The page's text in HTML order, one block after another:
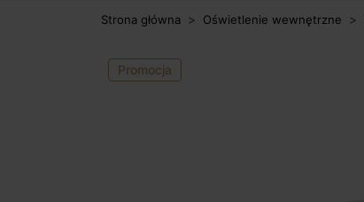
Strona główna Oświetlenie wewnętrzne
Promocja